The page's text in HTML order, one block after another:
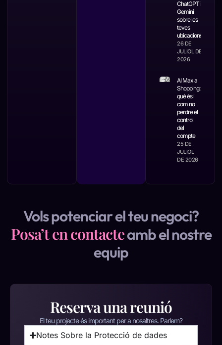
ChatGPT i
Gemini
sobre les
teves
ubicacions
26 DE
JULIOL DE
2026
AI Max a
Shopping:
què és i
com no
perdre el
control
del
compte
25 DE
JULIOL
DE 2026
Vols potenciar el teu negoci?
Posa’t en contacteamb el nostre
equip
Reserva una reunió
El teu projecte és important per a nosaltres. Parlem?
Notes Sobre la Protecció de dades